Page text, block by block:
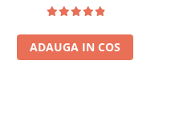
ADAUGA IN COS